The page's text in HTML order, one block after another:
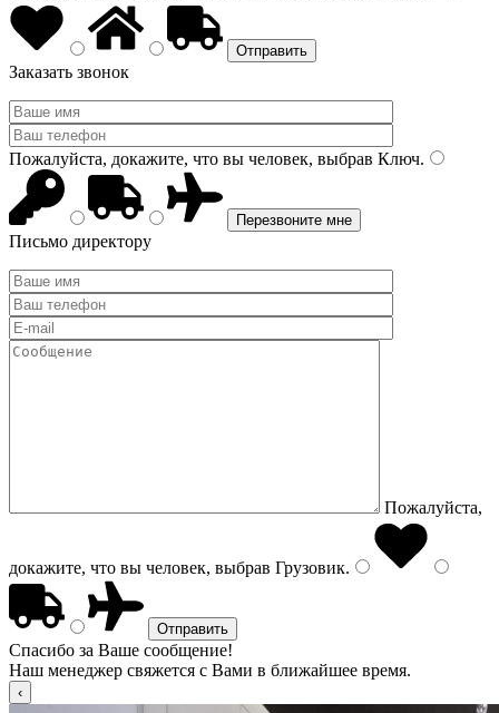
Заказать звонок
Пожалуйста, докажите, что вы человек, выбрав Ключ.
Письмо директору
Пожалуйста,
докажите, что вы человек, выбрав Грузовик.
Спасибо за Ваше сообщение!
Наш менеджер свяжется с Вами в ближайшее время.